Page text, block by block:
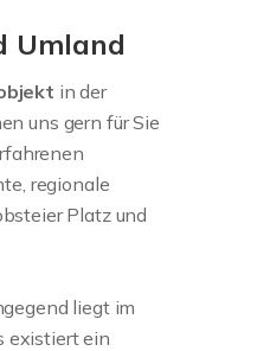
Umland
in der
uns gern für Sie
regionale
Platz und
liegt im
existiert ein